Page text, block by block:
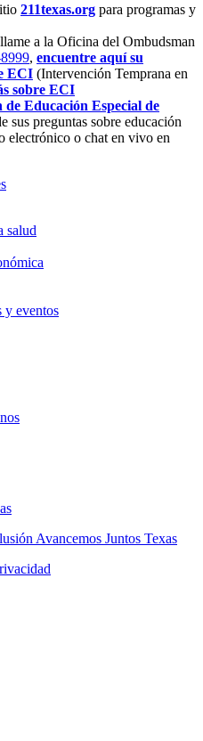
211texas.org para programas y
a la Oficina del Ombudsman
, encuentre aquí su
ECI (Intervención Temprana en
sobre ECI
Educación Especial de
sus preguntas sobre educación
electrónico o chat en vivo en
salud
y eventos
Avancemos Juntos Texas